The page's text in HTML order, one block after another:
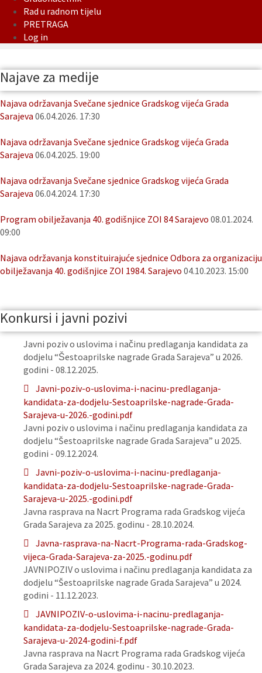
Rad u radnom tijelu
PRETRAGA
Log in
Najave za medije
Najava održavanja Svečane sjednice Gradskog vijeća Grada
Sarajeva 06.04.2026. 17:30
Najava održavanja Svečane sjednice Gradskog vijeća Grada
Sarajeva 06.04.2025. 19:00
Najava održavanja Svečane sjednice Gradskog vijeća Grada
Sarajeva 06.04.2024. 17:30
Program obilježavanja 40. godišnjice ZOI 84 Sarajevo 08.01.2024.
09:00
Najava održavanja konstituirajuće sjednice Odbora za organizaciju
obilježavanja 40. godišnjice ZOI 1984. Sarajevo 04.10.2023. 15:00
Konkursi i javni pozivi
Javni poziv o uslovima i načinu predlaganja kandidata za
dodjelu “Šestoaprilske nagrade Grada Sarajeva” u 2026.
godini - 08.12.2025.
Javni-poziv-o-uslovima-i-nacinu-predlaganja-
kandidata-za-dodjelu-Sestoaprilske-nagrade-Grada-
Sarajeva-u-2026.-godini.pdf
Javni poziv o uslovima i načinu predlaganja kandidata za
dodjelu “Šestoaprilske nagrade Grada Sarajeva” u 2025.
godini - 09.12.2024.
Javni-poziv-o-uslovima-i-nacinu-predlaganja-
kandidata-za-dodjelu-Sestoaprilske-nagrade-Grada-
Sarajeva-u-2025.-godini.pdf
Javna rasprava na Nacrt Programa rada Gradskog vijeća
Grada Sarajeva za 2025. godinu - 28.10.2024.
Javna-rasprava-na-Nacrt-Programa-rada-Gradskog-
vijeca-Grada-Sarajeva-za-2025.-godinu.pdf
JAVNIPOZIV o uslovima i načinu predlaganja kandidata za
dodjelu “Šestoaprilske nagrade Grada Sarajeva” u 2024.
godini - 11.12.2023.
JAVNIPOZIV-o-uslovima-i-nacinu-predlaganja-
kandidata-za-dodjelu-Sestoaprilske-nagrade-Grada-
Sarajeva-u-2024-godini-f.pdf
Javna rasprava na Nacrt Programa rada Gradskog vijeća
Grada Sarajeva za 2024. godinu - 30.10.2023.